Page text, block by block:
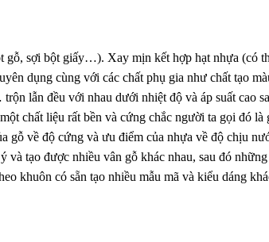
gỗ, sợi bột giấy…). Xay mịn kết hợp hạt nhựa (có
dụng cùng với các chất phụ gia như chất tạo
lẫn đều với nhau dưới nhiệt độ và áp suất cao
chất liệu rất bền và cứng chắc người ta gọi đó là
gỗ về độ cứng và ưu điểm của nhựa về độ chịu
và tạo được nhiều vân gỗ khác nhau, sau đó
khuôn có sẵn tạo nhiều mẫu mã và kiểu dáng